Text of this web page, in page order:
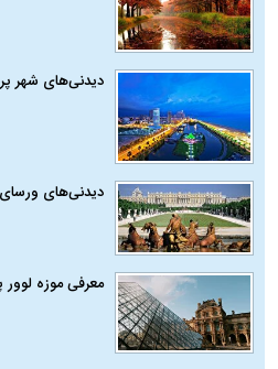
دیدنی‌های شهر
دیدنی‌های
معرفی موزه لوور